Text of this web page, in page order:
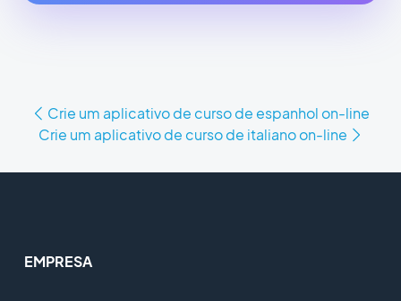
Crie um aplicativo de curso de espanhol on-line
Crie um aplicativo de curso de italiano on-line
EMPRESA